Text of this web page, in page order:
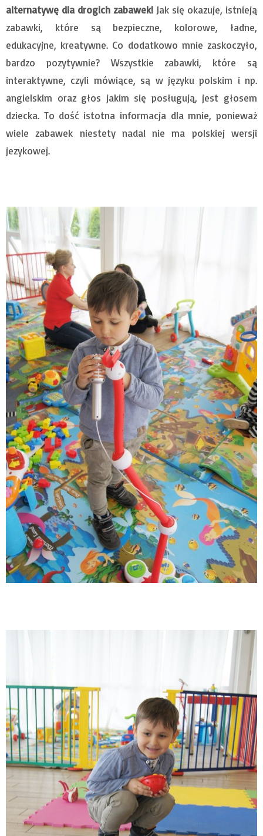
alternatywę dla drogich zabawek! Jak się okazuje, istnieją
zabawki, które są bezpieczne, kolorowe, ładne,
edukacyjne, kreatywne. Co dodatkowo mnie zaskoczyło,
bardzo pozytywnie? Wszystkie zabawki, które są
interaktywne, czyli mówiące, są w języku polskim i np.
angielskim oraz głos jakim się posługują, jest głosem
dziecka. To dość istotna informacja dla mnie, ponieważ
wiele zabawek niestety nadal nie ma polskiej wersji
jezykowej.